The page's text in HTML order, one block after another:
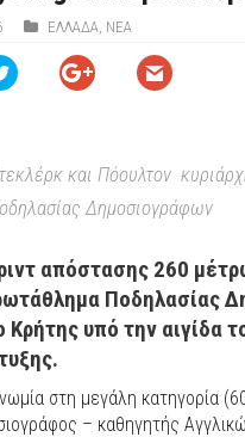
ΕΛΛΑΔΑ ΝΕΑ
και Πόουλτον
Δημοσιογράφων
απόστασης 260
Ποδηλασίας
Κρήτης υπό την αιγίδα
στη μεγάλη κατηγορία
– καθηγητής